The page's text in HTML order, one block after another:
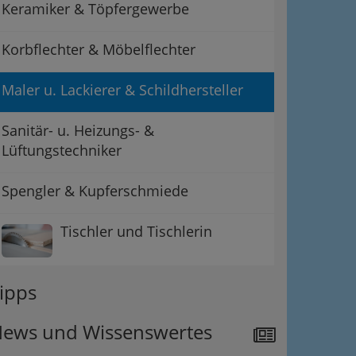
Keramiker & Töpfergewerbe
Korbflechter & Möbelflechter
Maler u. Lackierer & Schildhersteller
Sanitär- u. Heizungs- &
Lüftungstechniker
Spengler & Kupferschmiede
Tischler und Tischlerin
und Wissenswertes